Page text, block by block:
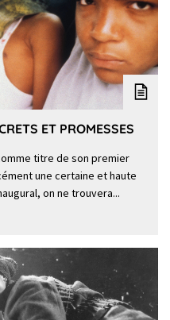
ET PROMESSES
titre de son premier
une certaine et haute
on ne trouvera...